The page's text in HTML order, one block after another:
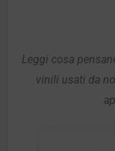
Leggi cosa
vinili usati da